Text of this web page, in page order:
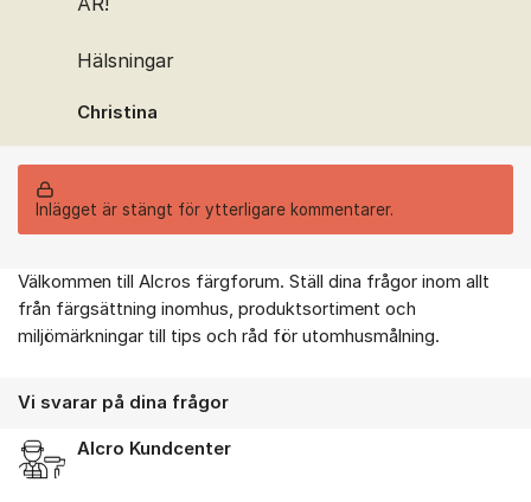
Hälsningar
Christina
Inlägget är stängt för ytterligare kommentarer.
Om forumet
Välkommen till Alcros färgforum. Ställ dina frågor inom allt
från färgsättning inomhus, produktsortiment och
miljömärkningar till tips och råd för utomhusmålning.
Vi svarar på dina frågor
Alcro Kundcenter